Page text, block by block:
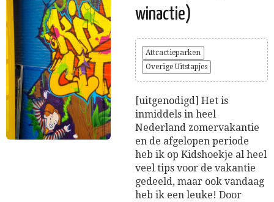
winactie)
Attractieparken
Overige Uitstapjes
[uitgenodigd] Het is
inmiddels in heel
Nederland zomervakantie
en de afgelopen periode
heb ik op Kidshoekje al heel
veel tips voor de vakantie
gedeeld, maar ook vandaag
heb ik een leuke! Door